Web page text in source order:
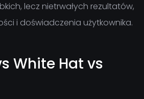
lecz nietrwałych rezultatów,
i doświadczenia użytkownika.
White Hat vs